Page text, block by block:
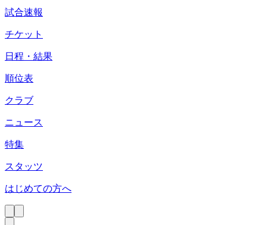
試合速報
チケット
日程・結果
順位表
クラブ
ニュース
特集
スタッツ
はじめての方へ